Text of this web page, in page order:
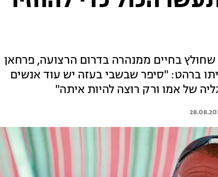
שחולץ בחיים ממנהרה בדרום הרצועה, פרחאן
ברהט: "סיפר שבשבי בעזה יש עוד אנשים
של אמו ורק רוצה להיות איתה"